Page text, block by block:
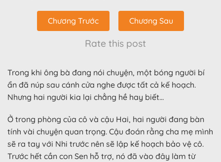
Chương Trước Chương Sau
Rate this post
Trong khi ông bà đang nói chuyện, một bóng người bí
ẩn đã núp sau cánh cửa nghe được tất cả kế hoạch.
Nhưng hai người kia lại chẳng hề hay biết…
Ở trong phòng của cô và cậu Hai, hai người đang bàn
tính vài chuyện quan trọng. Cậu đoán rằng cha mẹ mình
sẽ ra tay với Nhi trước nên sẽ lập kế hoạch bảo vệ cô.
Trước hết cần con Sen hỗ trợ, nó đã vào đây làm từ